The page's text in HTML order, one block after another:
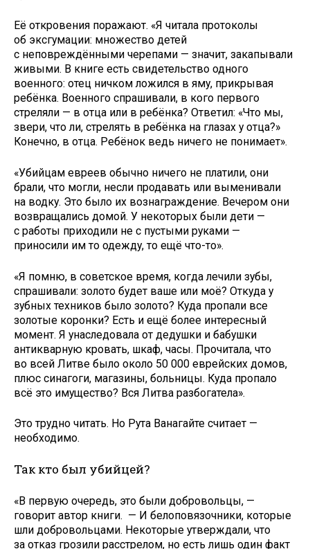
Её откровения поражают. «Я читала протоколы
об эксгумации: множество детей
с неповреждёнными черепами — значит, закапывали
живыми. В книге есть свидетельство одного
военного: отец ничком ложился в яму, прикрывая
ребёнка. Военного спрашивали, в кого первого
стреляли — в отца или в ребёнка? Ответил: «Что мы,
звери, что ли, стрелять в ребёнка на глазах у отца?»
Конечно, в отца. Ребёнок ведь ничего не понимает».
«Убийцам евреев обычно ничего не платили, они
брали, что могли, несли продавать или выменивали
на водку. Это было их вознаграждение. Вечером они
возвращались домой. У некоторых были дети —
с работы приходили не с пустыми руками —
приносили им то одежду, то ещё что-то».
«Я помню, в советское время, когда лечили зубы,
спрашивали: золото будет ваше или моё? Откуда у
зубных техников было золото? Куда пропали все
золотые коронки? Есть и ещё более интересный
момент. Я унаследовала от дедушки и бабушки
антикварную кровать, шкаф, часы. Прочитала, что
во всей Литве было около 50 000 еврейских домов,
плюс синагоги, магазины, больницы. Куда пропало
всё это имущество? Вся Литва разбогатела».
Это трудно читать. Но Рута Ванагайте считает —
необходимо.
Так кто был убийцей?
«В первую очередь, это были добровольцы, —
говорит автор книги. — И белоповязочники, которые
шли добровольцами. Некоторые утверждали, что
за отказ грозили расстрелом, но есть лишь один факт